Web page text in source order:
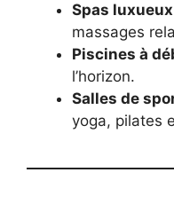
Spas luxueux
massages
Piscines à
l’horizon.
Salles de
yoga, pilates